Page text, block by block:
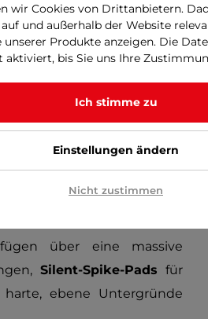
mit einem
einfach zu bedienen
, der auch bei
Griff ergonomisch und
selbst sind aus
über eine massive
Silent-Spike-Pads für
ebene Untergründe
wir Cookies von Drittanbietern.
und außerhalb der Website
unserer Produkte anzeigen. Die
aktiviert, bis Sie uns Ihre
Ich stimme zu
Einstellungen ändern
Nicht zustimmen